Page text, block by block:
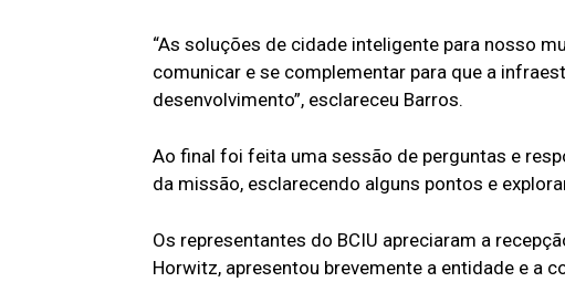
“As soluções de cidade inteligente para nosso
comunicar e se complementar para que a
desenvolvimento”, esclareceu Barros.
Ao final foi feita uma sessão de perguntas e
da missão, esclarecendo alguns pontos e
Os representantes do BCIU apreciaram a
Horwitz, apresentou brevemente a entidade e a